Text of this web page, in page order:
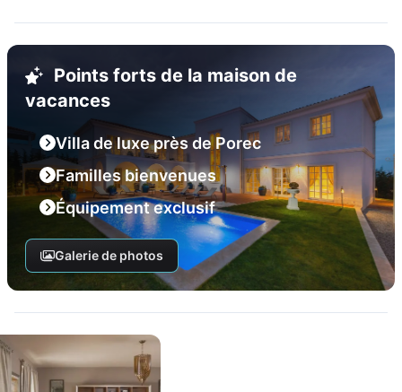
Points forts de la maison de
vacances
Villa de luxe près de Porec
Familles bienvenues
Équipement exclusif
Galerie de photos